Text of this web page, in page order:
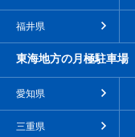
福井県
東海地方の月極駐車場
愛知県
三重県